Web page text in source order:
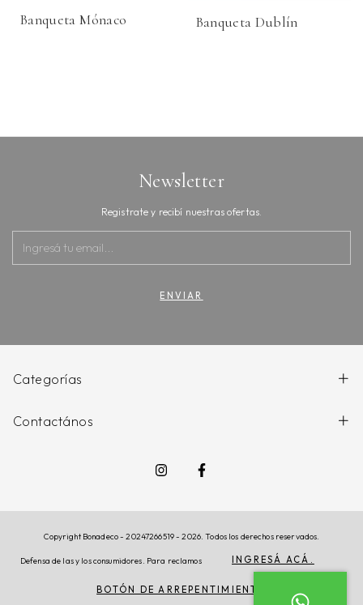
Banqueta Mónaco Banqueta Dublín
Newsletter
Registrate y recibí nuestras ofertas.
Categorías
Contactános
Copyright Bonadeco - 20247266519 - 2026. Todos los derechos reservados.
Defensa de las y los consumidores. Para reclamos INGRESÁ ACÁ.
BOTÓN DE ARREPENTIMIENTO